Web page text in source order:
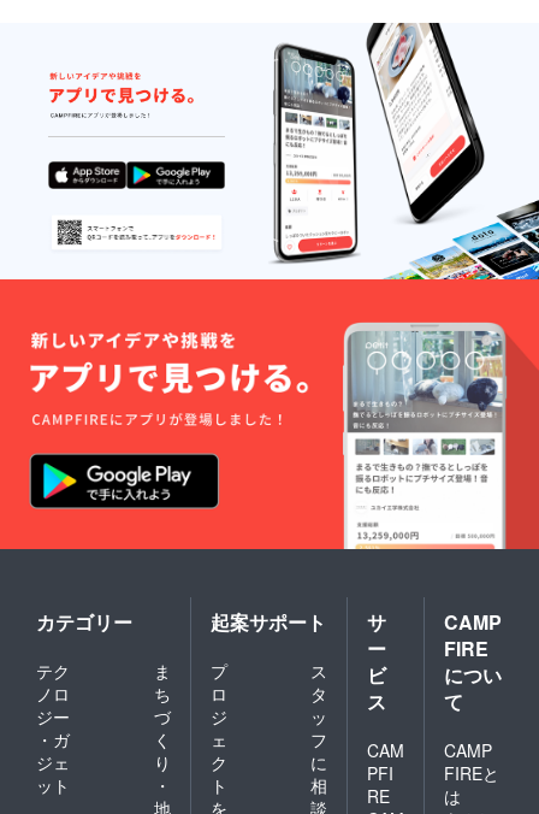
カテゴリー
テク
ノロ
ジー
・ガ
ジェ
ット
ま
ち
づ
く
り
・
地
起案サポート
プ
ロ
ジ
ェ
ク
ト
を
ス
タ
ッ
フ
に
相
談
サ
ー
ビ
ス
CAM
PFI
RE
CAMP
FIRE
につい
て
CAMP
FIREと
は